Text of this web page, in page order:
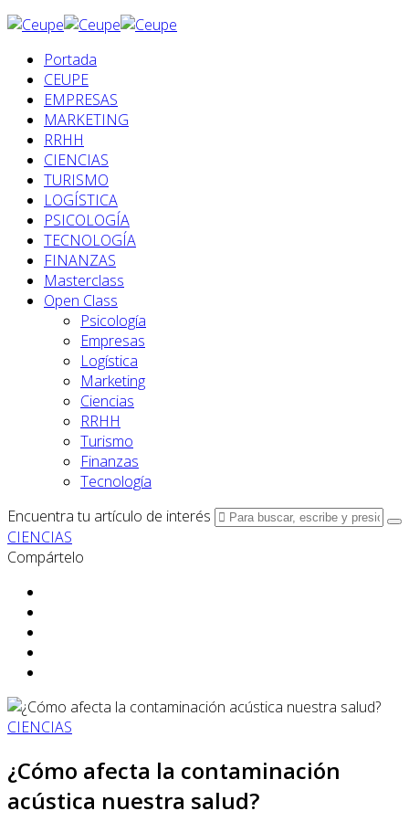
Portada
CEUPE
EMPRESAS
MARKETING
RRHH
CIENCIAS
TURISMO
LOGÍSTICA
PSICOLOGÍA
TECNOLOGÍA
FINANZAS
Masterclass
Open Class
Psicología
Empresas
Logística
Marketing
Ciencias
RRHH
Turismo
Finanzas
Tecnología
Encuentra tu artículo de interés
CIENCIAS
Compártelo
CIENCIAS
¿Cómo afecta la contaminación
acústica nuestra salud?